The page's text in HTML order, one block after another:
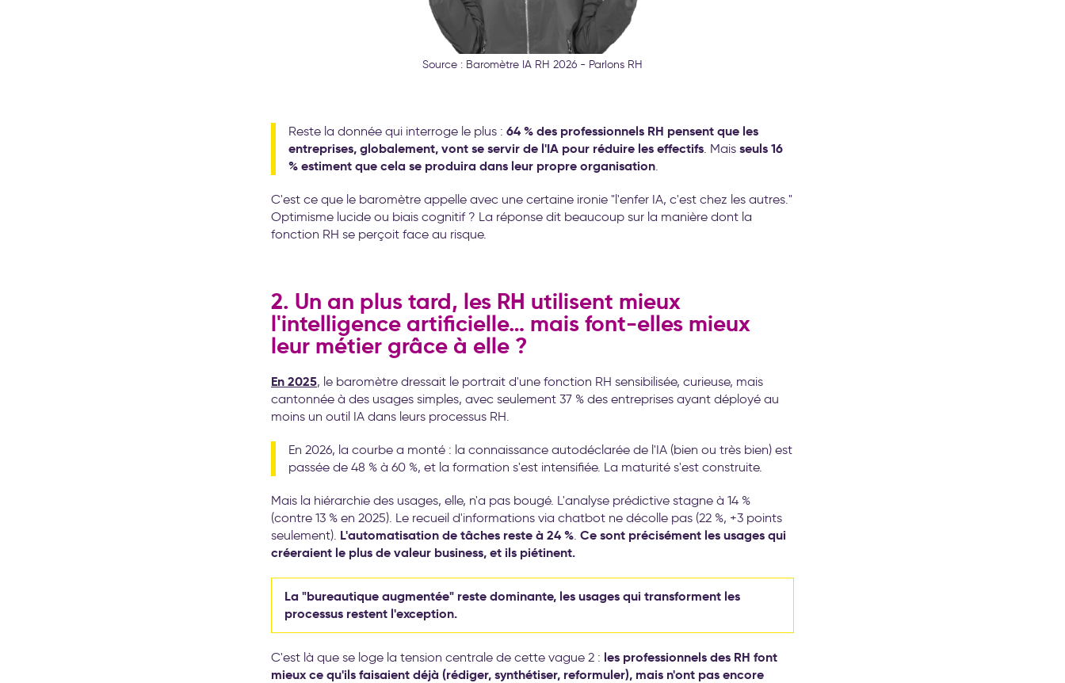
Source : Baromètre IA RH 2026 - Parlons RH
Reste la donnée qui interroge le plus : 64 % des professionnels RH pensent que les
entreprises, globalement, vont se servir de l'IA pour réduire les effectifs. Mais seuls 16
% estiment que cela se produira dans leur propre organisation.
C'est ce que le baromètre appelle avec une certaine ironie "l'enfer IA, c'est chez les autres."
Optimisme lucide ou biais cognitif ? La réponse dit beaucoup sur la manière dont la
fonction RH se perçoit face au risque.
2. Un an plus tard, les RH utilisent mieux
l'intelligence artificielle… mais font-elles mieux
leur métier grâce à elle ?
En 2025, le baromètre dressait le portrait d'une fonction RH sensibilisée, curieuse, mais
cantonnée à des usages simples, avec seulement 37 % des entreprises ayant déployé au
moins un outil IA dans leurs processus RH.
En 2026, la courbe a monté : la connaissance autodéclarée de l'IA (bien ou très bien) est
passée de 48 % à 60 %, et la formation s'est intensifiée. La maturité s'est construite.
Mais la hiérarchie des usages, elle, n'a pas bougé. L'analyse prédictive stagne à 14 %
(contre 13 % en 2025). Le recueil d'informations via chatbot ne décolle pas (22 %, +3 points
seulement). L'automatisation de tâches reste à 24 %. Ce sont précisément les usages qui
créeraient le plus de valeur business, et ils piétinent.
La "bureautique augmentée" reste dominante, les usages qui transforment les
processus restent l'exception.
C'est là que se loge la tension centrale de cette vague 2 : les professionnels des RH font
mieux ce qu'ils faisaient déjà (rédiger, synthétiser, reformuler), mais n'ont pas encore